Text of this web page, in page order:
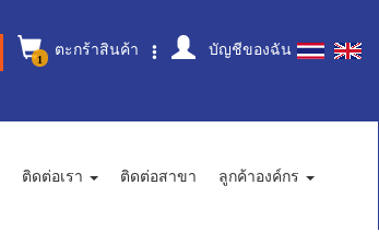
1 ตะกร้าสินค้า บัญชีของฉัน
ติดต่อเรา ติดต่อสาขา
ลูกค้าองค์กร